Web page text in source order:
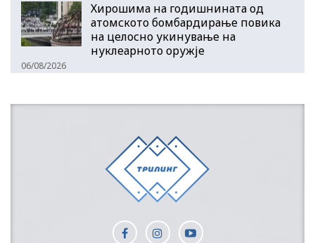
Хирошима на годишнината од
атомското бомбардирање повика
на целосно укинување на
нуклеарното оружје
06/08/2026